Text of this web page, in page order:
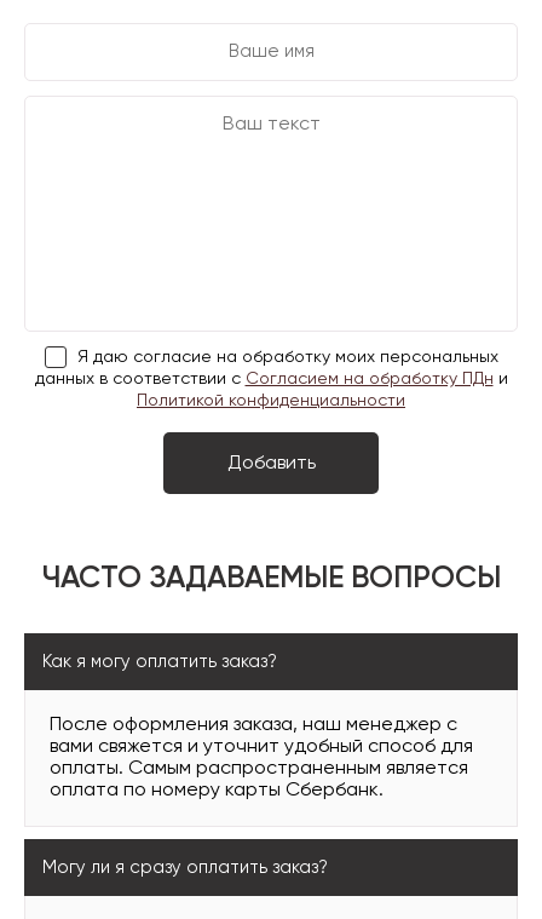
Я даю согласие на обработку моих персональных
данных в соответствии с Согласием на обработку ПДн и
Политикой конфиденциальности
ЧАСТО ЗАДАВАЕМЫЕ ВОПРОСЫ
Как я могу оплатить заказ?
После оформления заказа, наш менеджер с
вами свяжется и уточнит удобный способ для
оплаты. Самым распространенным является
оплата по номеру карты Сбербанк.
Могу ли я сразу оплатить заказ?